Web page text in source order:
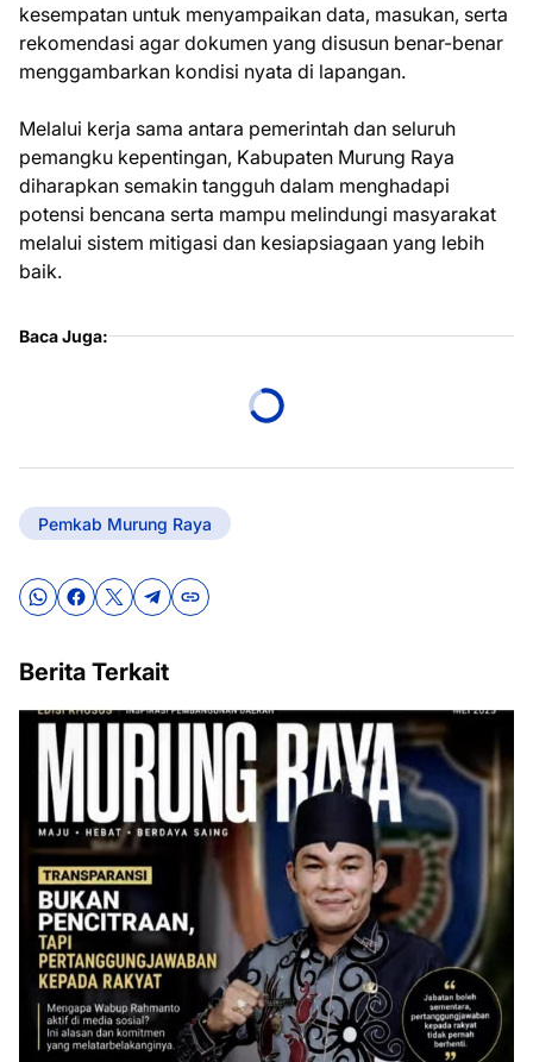
kesempatan untuk menyampaikan data, masukan, serta
rekomendasi agar dokumen yang disusun benar-benar
menggambarkan kondisi nyata di lapangan.
Melalui kerja sama antara pemerintah dan seluruh
pemangku kepentingan, Kabupaten Murung Raya
diharapkan semakin tangguh dalam menghadapi
potensi bencana serta mampu melindungi masyarakat
melalui sistem mitigasi dan kesiapsiagaan yang lebih
baik.
Baca Juga:
Pemkab Murung Raya
Berita Terkait